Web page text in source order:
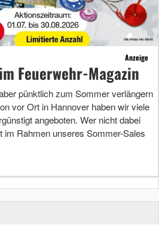
Anzeige
Feuerwehr-Magazin
pünktlich zum Sommer verlängern
vor Ort in Hannover haben wir viele
angeboten. Wer nicht dabei
im Rahmen unseres Sommer-Sales